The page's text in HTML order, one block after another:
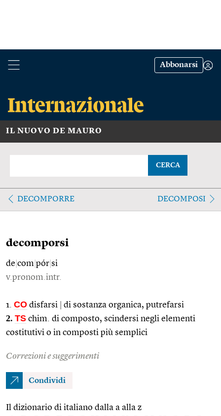
Abbonarsi
IL NUOVO DE MAURO
CERCA
DECOMPORRE DECOMPOSI
decomporsi
de com pór si
v.pronom.intr.
1. CO disfarsi di sostanza organica, putrefarsi
2. TS chim. di composto, scindersi negli elementi
costitutivi o in composti più semplici
Correzioni e suggerimenti
Condividi
Il dizionario di italiano dalla a alla z